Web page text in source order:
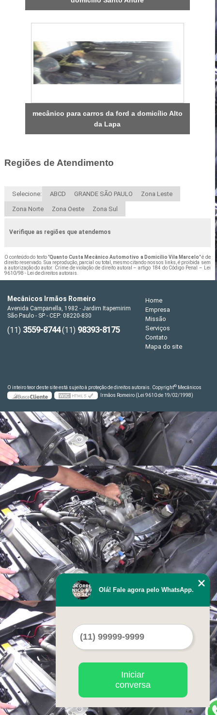
mecânico para carros da ford a domicílio Alto
da Lapa
Regiões de Atendimento
Selecione: ABCD GRANDE SÃO PAULO Zona Leste
Zona Norte Zona Oeste Zona Sul
Verifique as regiões que atendemos
O conteúdo do texto "Quanto Custa Mecânico Automotivo a Domicílio Vila Marcelo" é de
direito reservado. Sua reprodução, parcial ou total, mesmo citando nossos links, é proibida sem
a autorização do autor. Crime de violação de direito autoral – artigo 184 do Código Penal – Lei
9610/98 - Lei de direitos autorais.
Mecânicos Irmãos Romeiro
Avenida Campanella, 1982 - Jardim Itapemirim
São Paulo - SP - CEP: 08220-830
(11) 3559-8744(11) 98393-8175
Home
Empresa
Missão
Serviços
Contato
Mapa do site
O inteiro teor deste site está sujeito à proteção de direitos autorais. Copyright© Mecânicos
Irmãos Romeiro (Lei 9610 de 19/02/1998)
Olá! Fale agora pelo WhatsApp.
Iniciar
conversa